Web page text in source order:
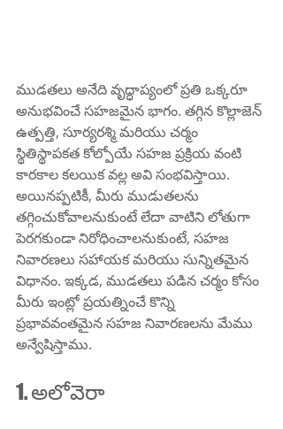
ముడతలు అనేది వృద్ధాప్యంలో ప్రతి ఒక్కరూ
అనుభవించే సహజమైన భాగం. తగ్గిన కొల్లాజెన్
ఉత్పత్తి, సూర్యరశ్మి మరియు చర్మం
స్థితిస్థాపకత కోల్పోయే సహజ ప్రక్రియ వంటి
కారకాల కలయిక వల్ల అవి సంభవిస్తాయి.
అయినప్పటికీ, మీరు ముడుతలను
తగ్గించుకోవాలనుకుంటే లేదా వాటిని లోతుగా
పెరగకుండా నిరోధించాలనుకుంటే, సహజ
నివారణలు సహాయక మరియు సున్నితమైన
విధానం. ఇక్కడ, ముడతలు పడిన చర్మం కోసం
మీరు ఇంట్లో ప్రయత్నించే కొన్ని
ప్రభావవంతమైన సహజ నివారణలను మేము
అన్వేషిస్తాము.
1. అలోవెరా